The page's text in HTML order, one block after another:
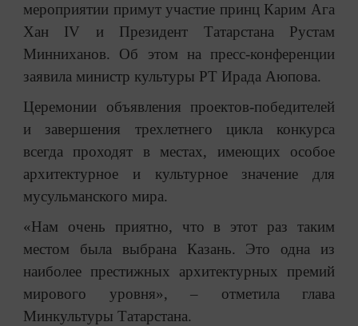
мероприятии примут участие принц Карим Ага
Хан IV и Президент Татарстана Рустам
Минниханов. Об этом на пресс-конференции
заявила министр культуры РТ Ирада Аюпова.
Церемонии объявления проектов-победителей
и завершения трехлетнего цикла конкурса
всегда проходят в местах, имеющих особое
архитектурное и культурное значение для
мусульманского мира.
«Нам очень приятно, что в этот раз таким
местом была выбрана Казань. Это одна из
наиболее престижных архитектурных премий
мирового уровня», – отметила глава
Минкультуры Татарстана.